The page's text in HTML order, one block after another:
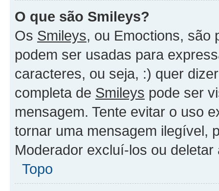
O que são Smileys?
Os Smileys, ou Emoctions, são
podem ser usadas para
caracteres, ou seja, :) quer
completa de Smileys pode ser
mensagem. Tente evitar o uso
tornar uma mensagem ilegível,
Moderador excluí-los ou
Topo